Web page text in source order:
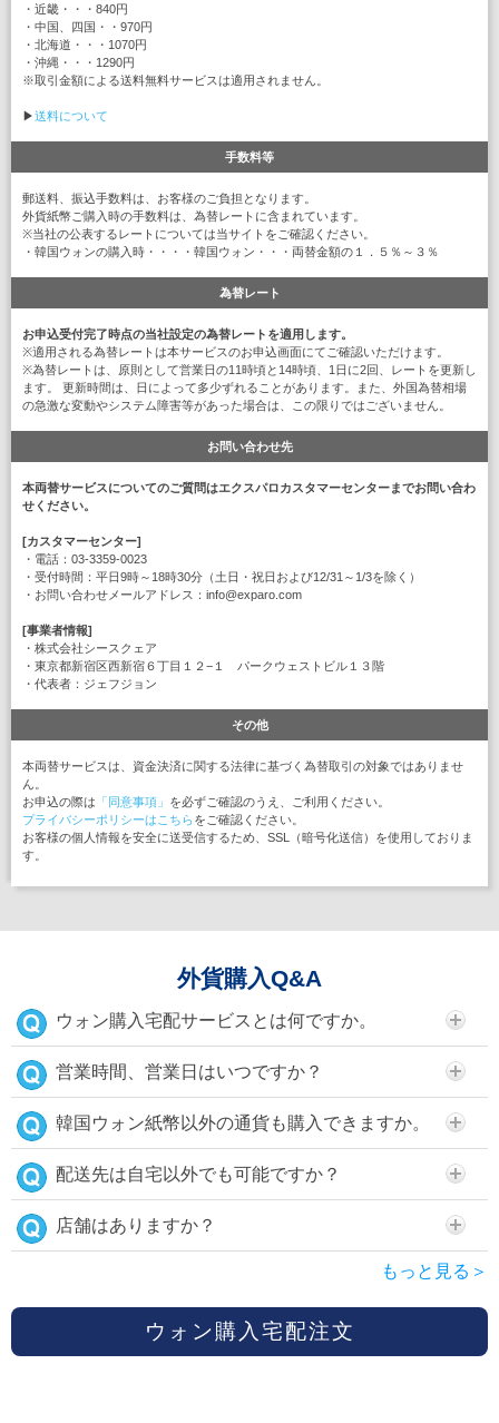
・近畿・・・840円
・中国、四国・・970円
・北海道・・・1070円
・沖縄・・・1290円
※取引金額による送料無料サービスは適用されません。
▶送料について
手数料等
郵送料、振込手数料は、お客様のご負担となります。
外貨紙幣ご購入時の手数料は、為替レートに含まれています。
※当社の公表するレートについては当サイトをご確認ください。
・韓国ウォンの購入時・・・・韓国ウォン・・・両替金額の１．５％～３％
為替レート
お申込受付完了時点の当社設定の為替レートを適用します。
※適用される為替レートは本サービスのお申込画面にてご確認いただけます。
※為替レートは、原則として営業日の11時頃と14時頃、1日に2回、レートを更新し
ます。 更新時間は、日によって多少ずれることがあります。また、外国為替相場
の急激な変動やシステム障害等があった場合は、この限りではございません。
お問い合わせ先
本両替サービスについてのご質問はエクスパロカスタマーセンターまでお問い合わ
せください。
[カスタマーセンター]
・電話：03-3359-0023
・受付時間：平日9時～18時30分（土日・祝日および12/31～1/3を除く）
・お問い合わせメールアドレス：info@exparo.com
[事業者情報]
・株式会社シースクェア
・東京都新宿区西新宿６丁目１２−１ パークウェストビル１３階
・代表者：ジェフジョン
その他
本両替サービスは、資金決済に関する法律に基づく為替取引の対象ではありませ
ん。
お申込の際は 「同意事項」 を必ずご確認のうえ、ご利用ください。
プライバシーポリシーはこちらをご確認ください。
お客様の個人情報を安全に送受信するため、SSL（暗号化送信）を使用しておりま
す。
外貨購入Q&A
ウォン購入宅配サービスとは何ですか。
営業時間、営業日はいつですか？
韓国ウォン紙幣以外の通貨も購入できますか。
配送先は自宅以外でも可能ですか？
店舗はありますか？
もっと見る＞
ウォン購入宅配注文